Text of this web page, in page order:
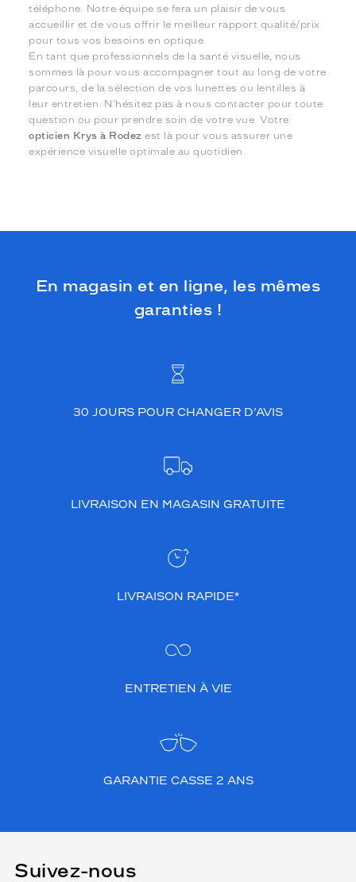
téléphone. Notre équipe se fera un plaisir de vous
accueillir et de vous offrir le meilleur rapport qualité/prix
pour tous vos besoins en optique.
En tant que professionnels de la santé visuelle, nous
sommes là pour vous accompagner tout au long de votre
parcours, de la sélection de vos lunettes ou lentilles à
leur entretien. N'hésitez pas à nous contacter pour toute
question ou pour prendre soin de votre vue. Votre
opticien Krys à Rodez est là pour vous assurer une
expérience visuelle optimale au quotidien.
En magasin et en ligne, les mêmes
garanties !
30 JOURS POUR CHANGER D’AVIS
LIVRAISON EN MAGASIN GRATUITE
LIVRAISON RAPIDE*
ENTRETIEN À VIE
GARANTIE CASSE 2 ANS
Suivez-nous